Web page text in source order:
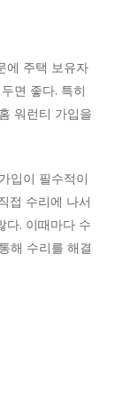
에 주택 보유자
면 좋다. 특히
워런티 가입을
입이 필수적이
접 수리에 나서
다. 이때마다 수
해 수리를 해결